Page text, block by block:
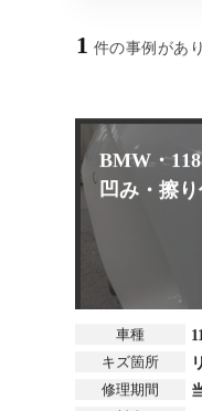
1 件の事例があ
BMW・
凹み・擦
車種
キズ箇所
修理期間